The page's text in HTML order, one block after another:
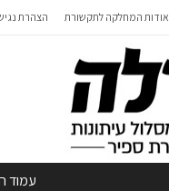
אודות המחלקה לתקשורת הצהרת
עמוד